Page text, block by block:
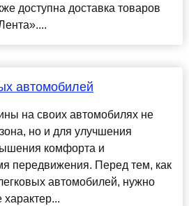
доступна доставка товаров
автомобилей
на своих автомобилях не
но и для улучшения
комфорта и
передвижения. Перед тем, как
автомобилей, нужно
характер...